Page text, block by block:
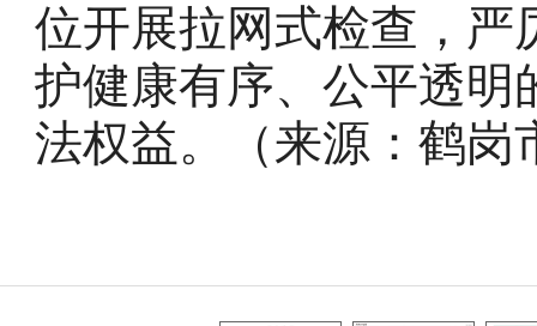
位开展拉网式检查，严
护健康有序、公平透明
法权益。（来源：鹤岗